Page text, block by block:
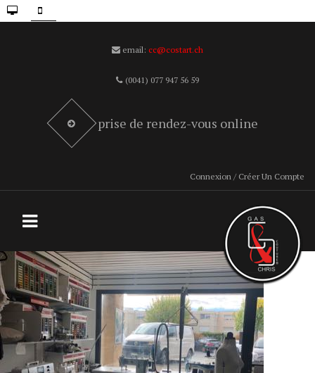
email:cc@costart.ch
(0041) 077 947 56 59
prise de rendez-vous online
Connexion / Créer Un Compte